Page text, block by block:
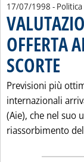
17/07/1998 -
OFFERTA
SCORTE
Previsioni più
internazionali
(Aie), che nel suo
riassorbimento